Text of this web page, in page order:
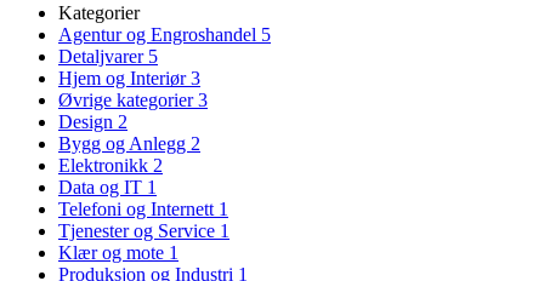
Kategorier
Agentur og Engroshandel 5
Detaljvarer 5
Hjem og Interiør3
Øvrige kategorier3
Design 2
Bygg og Anlegg 2
Elektronikk 2
Data og IT 1
Telefoni og Internett 1
Tjenester og Service 1
Klær og mote 1
Produksjon og Industri 1